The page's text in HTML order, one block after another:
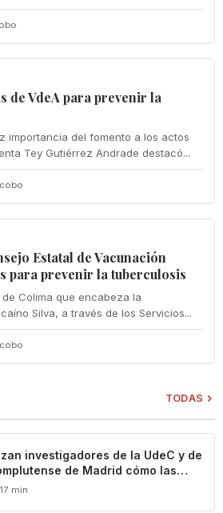
de VdeA ‎para prevenir la
importancia del fomento a los actos
Tey Gutiérrez Andrade destacó...
Estatal de Vacunación
para prevenir la tuberculosis
Colima que encabeza la
Silva, a través de los Servicios...
TODAS
investigadores de la UdeC y de
de Madrid cómo las
definen y limitan el patrimonio
min